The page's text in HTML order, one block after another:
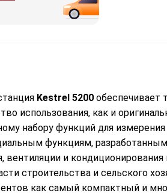
Kestrel 5200 обеспечивает
использования, как и
набору функций для
функциям,
вентиляции и кондиционирования
строительства и сельского
как самый компактный и